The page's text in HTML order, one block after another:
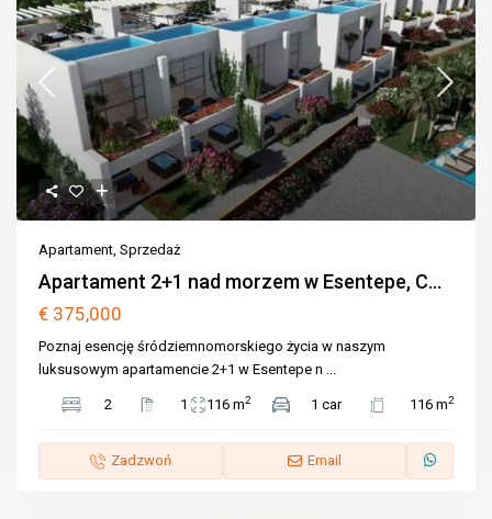
Apartament,Sprzedaż
Apartament 2+1 nad morzem w Esentepe, C...
€ 375,000
Poznaj esencję śródziemnomorskiego życia w naszym
luksusowym apartamencie 2+1 w Esentepe n ...
2 1 116 m2 1 car 116 m2
Zadzwoń Email